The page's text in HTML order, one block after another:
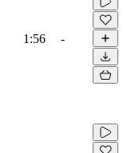
1:56 -